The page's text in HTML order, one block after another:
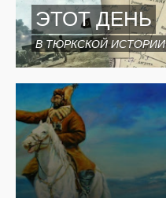
ЭТОТ ДЕНЬ
В ТЮРКСКОЙ ИСТОРИИ